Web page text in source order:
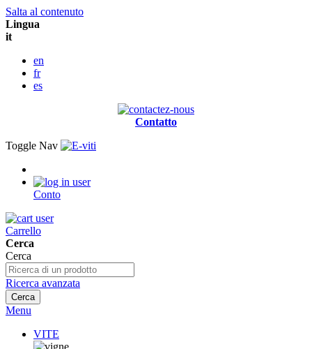
Salta al contenuto
Lingua
it
en
fr
es
Contatto
Toggle Nav
Conto
Carrello
Cerca
Cerca
Ricerca avanzata
Cerca
Menu
VITE